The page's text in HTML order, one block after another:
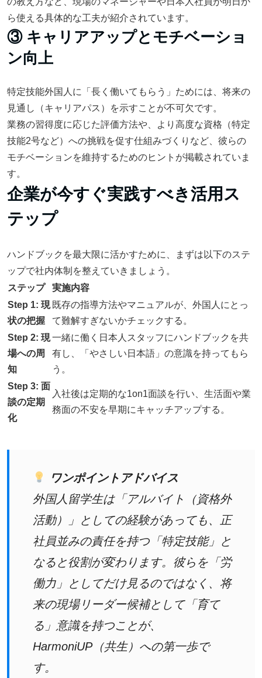
ら使える具体的な工夫が紹介されています。
③ キャリアアップとモチベーショ
ン向上
特定技能外国人に「長く働いてもらう」ためには、将来の
見通し（キャリアパス）を示すことが不可欠です。
業務の習得度に応じた評価方法や、より高度な資格（特定
技能2号など）への挑戦を促す仕組みづくりなど、彼らの
モチベーションを維持するためのヒントが掲載されていま
す。
企業が今すぐ実践すべき活用ス
テップ
ハンドブックを最大限に活かすために、まずは以下のステ
ップで社内体制を整えていきましょう。
ステップ
実施内容
Step 1: 現
状の把握
既存の指導方法やマニュアルが、外国人にとっ
て難解すぎないかチェックする。
Step 2: 現
場への周
知
一緒に働く日本人スタッフにハンドブックを共
有し、「やさしい日本語」の意識を持ってもら
う。
Step 3: 面
談の定期
化
入社後は定期的な1on1面談を行い、生活面や業
務面の不安を早期にキャッチアップする。
ワンポイントアドバイス
外国人留学生は「アルバイト（資格外
活動）」としての経験があっても、正
社員並みの責任を持つ「特定技能」と
なると役割が変わります。彼らを「労
働力」としてだけ見るのではなく、将
来の現場リーダー候補として「育て
る」意識を持つことが、
HarmoniUP（共生）への第一歩で
す。